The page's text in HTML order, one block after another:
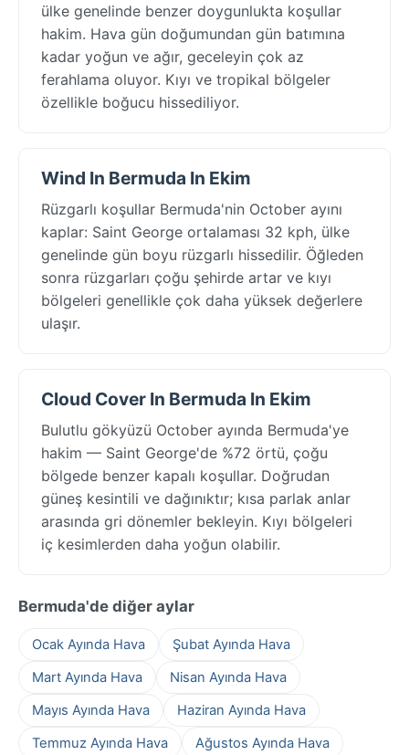
ülke genelinde benzer doygunlukta koşullar
hakim. Hava gün doğumundan gün batımına
kadar yoğun ve ağır, geceleyin çok az
ferahlama oluyor. Kıyı ve tropikal bölgeler
özellikle boğucu hissediliyor.
Wind In Bermuda In Ekim
Rüzgarlı koşullar Bermuda'nin October ayını
kaplar: Saint George ortalaması 32 kph, ülke
genelinde gün boyu rüzgarlı hissedilir. Öğleden
sonra rüzgarları çoğu şehirde artar ve kıyı
bölgeleri genellikle çok daha yüksek değerlere
ulaşır.
Cloud Cover In Bermuda In Ekim
Bulutlu gökyüzü October ayında Bermuda'ye
hakim — Saint George'de %72 örtü, çoğu
bölgede benzer kapalı koşullar. Doğrudan
güneş kesintili ve dağınıktır; kısa parlak anlar
arasında gri dönemler bekleyin. Kıyı bölgeleri
iç kesimlerden daha yoğun olabilir.
Bermuda'de diğer aylar
Ocak Ayında Hava
Şubat Ayında Hava
Mart Ayında Hava
Nisan Ayında Hava
Mayıs Ayında Hava
Haziran Ayında Hava
Temmuz Ayında Hava
Ağustos Ayında Hava